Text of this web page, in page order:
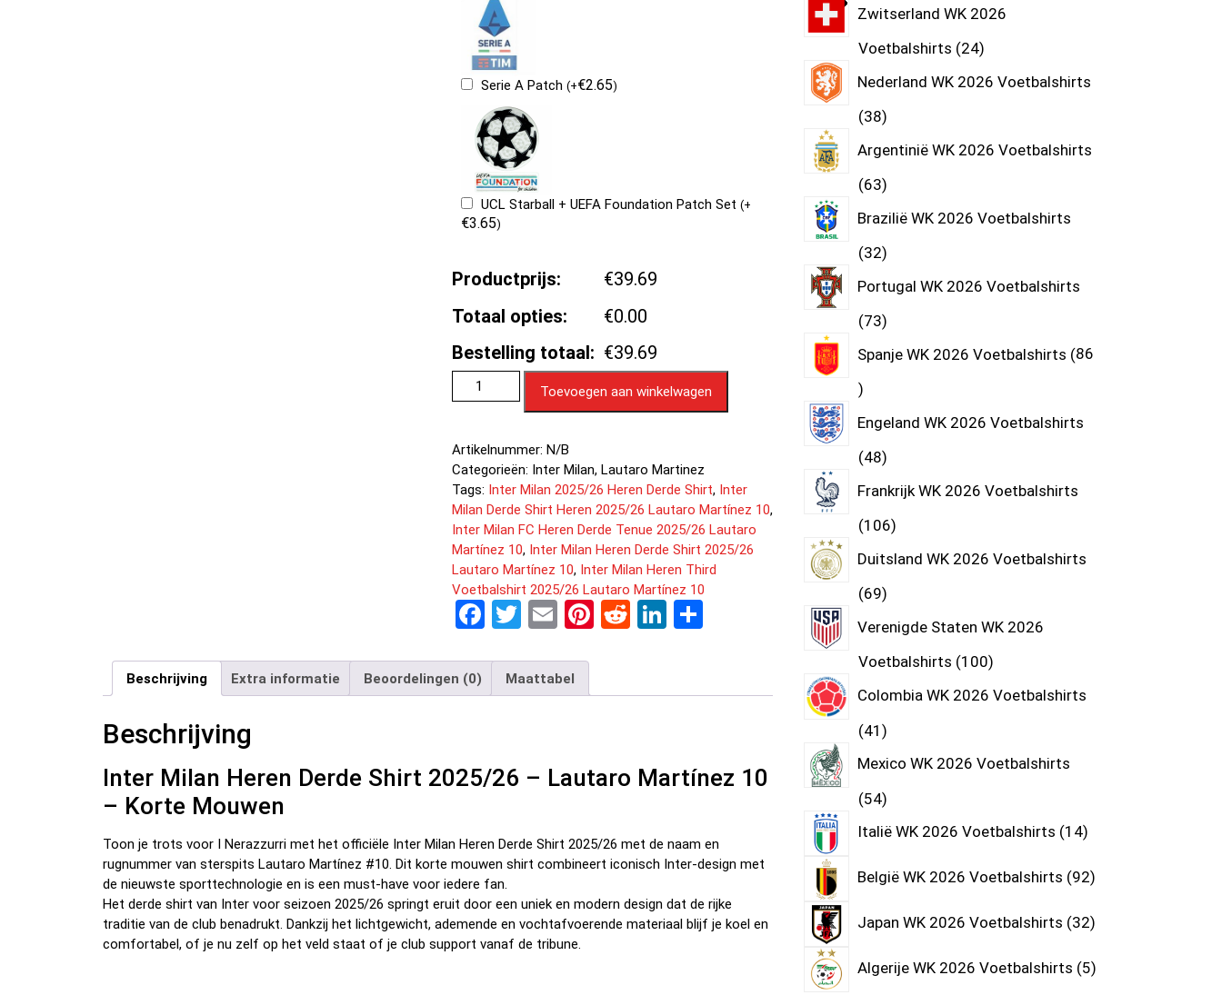
Serie A Patch (+€2.65)
UCL Starball + UEFA Foundation Patch Set (+
€3.65)
Productprijs:
€39.69
Totaal opties:
€0.00
Bestelling totaal: €39.69
Toevoegen aan winkelwagen
Artikelnummer: N/B
Categorieën: Inter Milan, Lautaro Martinez
Tags: Inter Milan 2025/26 Heren Derde Shirt, Inter
Milan Derde Shirt Heren 2025/26 Lautaro Martínez 10,
Inter Milan FC Heren Derde Tenue 2025/26 Lautaro
Martínez 10, Inter Milan Heren Derde Shirt 2025/26
Lautaro Martínez 10, Inter Milan Heren Third
Voetbalshirt 2025/26 Lautaro Martínez 10
F
ce
b
o
k
T
tt
er
E
ail
Pi
es
R
di
Li
dI
D
n
Beschrijving Extra informatie Beoordelingen (0) Maattabel
Beschrijving
Inter Milan Heren Derde Shirt 2025/26 – Lautaro Martínez 10
– Korte Mouwen
Toon je trots voor I Nerazzurri met het officiële Inter Milan Heren Derde Shirt 2025/26 met de naam en
rugnummer van sterspits Lautaro Martínez #10. Dit korte mouwen shirt combineert iconisch Inter-design met
de nieuwste sporttechnologie en is een must-have voor iedere fan.
Het derde shirt van Inter voor seizoen 2025/26 springt eruit door een uniek en modern design dat de rijke
traditie van de club benadrukt. Dankzij het lichtgewicht, ademende en vochtafvoerende materiaal blijf je koel en
comfortabel, of je nu zelf op het veld staat of je club support vanaf de tribune.
Zwitserland WK 2026
Voetbalshirts 24
Nederland WK 2026 Voetbalshirts
38
Argentinië WK 2026 Voetbalshirts
63
Brazilië WK 2026 Voetbalshirts
32
Portugal WK 2026 Voetbalshirts
73
Spanje WK 2026 Voetbalshirts 86
Engeland WK 2026 Voetbalshirts
48
Frankrijk WK 2026 Voetbalshirts
106
Duitsland WK 2026 Voetbalshirts
69
Verenigde Staten WK 2026
Voetbalshirts 100
Colombia WK 2026 Voetbalshirts
41
Mexico WK 2026 Voetbalshirts
54
Italië WK 2026 Voetbalshirts 14
België WK 2026 Voetbalshirts 92
Japan WK 2026 Voetbalshirts 32
Algerije WK 2026 Voetbalshirts 5